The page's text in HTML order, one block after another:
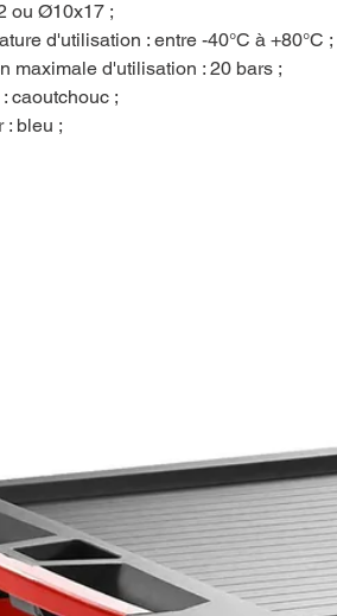
ou Ø10x17 ;
d'utilisation : entre -40°C à +80°C ;
maximale d'utilisation : 20 bars ;
caoutchouc ;
: bleu ;